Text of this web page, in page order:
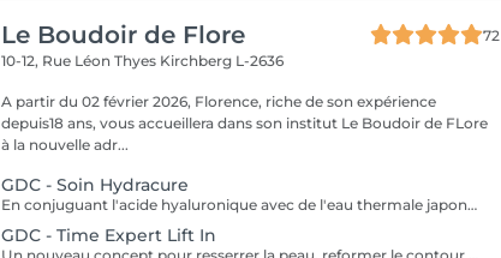
Le Boudoir de Flore
72
10-12, Rue Léon Thyes Kirchberg L-2636
A partir du 02 février 2026, Florence, riche de son expérience
depuis18 ans, vous accueillera dans son institut Le Boudoir de FLore
à la nouvelle adr...
GDC - Soin Hydracure
En conjuguant l'acide hyaluronique avec de l'eau thermale japonaise provenant d'une source volcanique, cette gamme nourrit, répare et protège la peau. Ce soin donne une hydratation intense et immédiate avec un résultat de longue durée. Recommandé à tout âge.
GDC - Time Expert Lift In